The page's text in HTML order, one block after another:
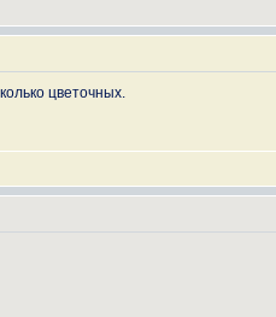
цветочных.